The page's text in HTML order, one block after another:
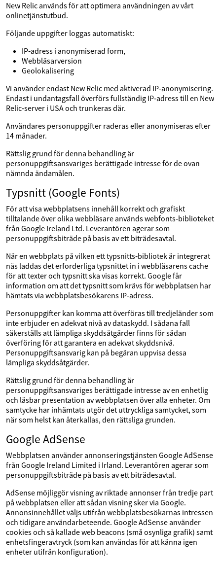
New Relic används för att optimera användningen av vårt
onlinetjänstutbud.
Följande uppgifter loggas automatiskt:
IP‑adress i anonymiserad form,
Webbläsarversion
Geolokalisering
Vi använder endast New Relic med aktiverad IP‑anonymisering.
Endast i undantagsfall överförs fullständig IP‑adress till en New
Relic‑server i USA och trunkeras där.
Användares personuppgifter raderas eller anonymiseras efter
14 månader.
Rättslig grund för denna behandling är
personuppgiftsansvariges berättigade intresse för de ovan
nämnda ändamålen.
Typsnitt (Google Fonts)
För att visa webbplatsens innehåll korrekt och grafiskt
tilltalande över olika webbläsare används webfonts‑biblioteket
från Google Ireland Ltd. Leverantören agerar som
personuppgiftsbiträde på basis av ett biträdesavtal.
När en webbplats på vilken ett typsnitts‑bibliotek är integrerat
nås laddas det erforderliga typsnittet in i webbläsarens cache
för att texter och typsnitt ska visas korrekt. Google får
information om att det typsnitt som krävs för webbplatsen har
hämtats via webbplatsbesökarens IP‑adress.
Personuppgifter kan komma att överföras till tredjeländer som
inte erbjuder en adekvat nivå av dataskydd. I sådana fall
säkerställs att lämpliga skyddsåtgärder finns för sådan
överföring för att garantera en adekvat skyddsnivå.
Personuppgiftsansvarig kan på begäran uppvisa dessa
lämpliga skyddsåtgärder.
Rättslig grund för denna behandling är
personuppgiftsansvariges berättigade intresse av en enhetlig
och läsbar presentation av webbplatsen över alla enheter. Om
samtycke har inhämtats utgör det uttryckliga samtycket, som
när som helst kan återkallas, den rättsliga grunden.
Google AdSense
Webbplatsen använder annonseringstjänsten Google AdSense
från Google Ireland Limited i Irland. Leverantören agerar som
personuppgiftsbiträde på basis av ett biträdesavtal.
AdSense möjliggör visning av riktade annonser från tredje part
på webbplatsen eller att sådan visning sker via Google.
Annonsinnehållet väljs utifrån webbplatsbesökarnas intressen
och tidigare användarbeteende. Google AdSense använder
cookies och så kallade web beacons (små osynliga grafik) samt
enhetsfingeravtryck (som kan användas för att känna igen
enheter utifrån konfiguration).